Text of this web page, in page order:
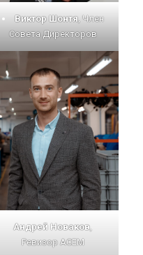
Виктор Шонтя, Член
Совета Директоров
Андрей Новаков,
Ревизор АСЕМ